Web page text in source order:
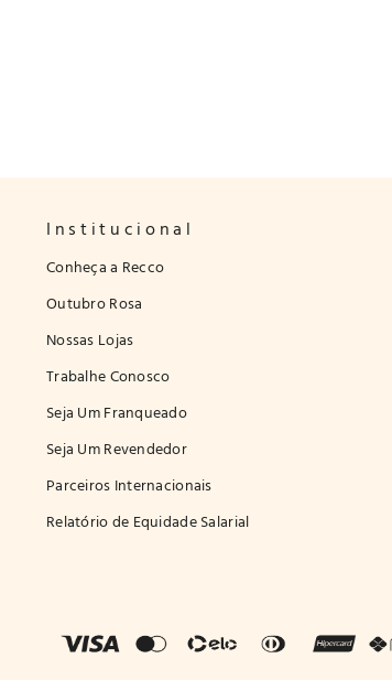
Institucional
Conheça a Recco
Outubro Rosa
Nossas Lojas
Trabalhe Conosco
Seja Um Franqueado
Seja Um Revendedor
Parceiros Internacionais
Relatório de Equidade Salarial